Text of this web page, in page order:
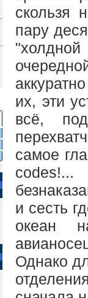
скользя
пару
их, эти
всё,
самое
и сесть
океан
Однако